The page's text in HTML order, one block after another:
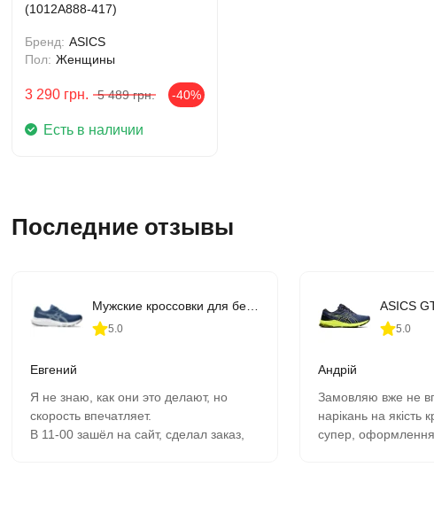
(1012A888-417)
Бренд: ASICS
Пол: Женщины
3 290 грн. 5 489 грн. -40%
Есть в наличии
Последние отзывы
Мужские кроссовки для бега ASICS GEL-CONTEND 9 (1011B881-407)
5.0
Евгений
Я не знаю, как они это делают, но
скорость впечатляет.
В 11-00 зашёл на сайт, сделал заказ,
5.0
Андрій
Замовляю вже не
нарікань на якість
супер,